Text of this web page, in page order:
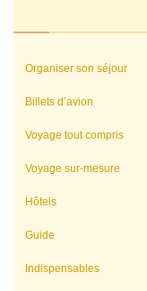
Organiser son séjour
Billets d’avion
Voyage tout compris
Voyage sur-mesure
Hôtels
Guide
Indispensables